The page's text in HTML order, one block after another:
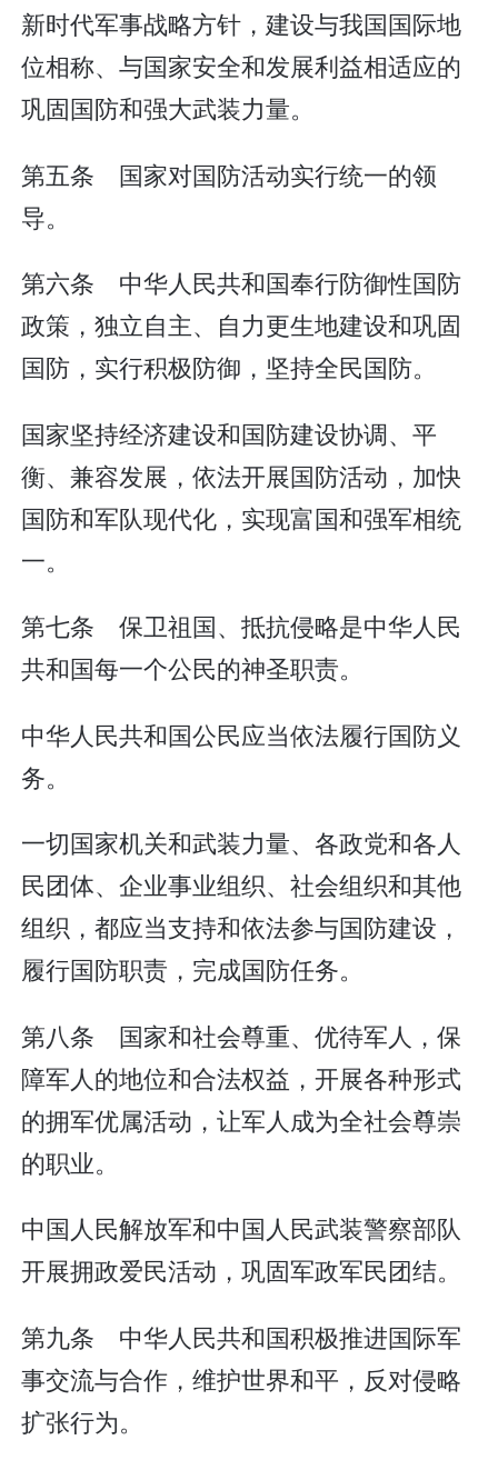
新时代军事战略方针，建设与我国国际地
位相称、与国家安全和发展利益相适应的
巩固国防和强大武装力量。
第五条 国家对国防活动实行统一的领
导。
第六条 中华人民共和国奉行防御性国防
政策，独立自主、自力更生地建设和巩固
国防，实行积极防御，坚持全民国防。
国家坚持经济建设和国防建设协调、平
衡、兼容发展，依法开展国防活动，加快
国防和军队现代化，实现富国和强军相统
一。
第七条 保卫祖国、抵抗侵略是中华人民
共和国每一个公民的神圣职责。
中华人民共和国公民应当依法履行国防义
务。
一切国家机关和武装力量、各政党和各人
民团体、企业事业组织、社会组织和其他
组织，都应当支持和依法参与国防建设，
履行国防职责，完成国防任务。
第八条 国家和社会尊重、优待军人，保
障军人的地位和合法权益，开展各种形式
的拥军优属活动，让军人成为全社会尊崇
的职业。
中国人民解放军和中国人民武装警察部队
开展拥政爱民活动，巩固军政军民团结。
第九条 中华人民共和国积极推进国际军
事交流与合作，维护世界和平，反对侵略
扩张行为。